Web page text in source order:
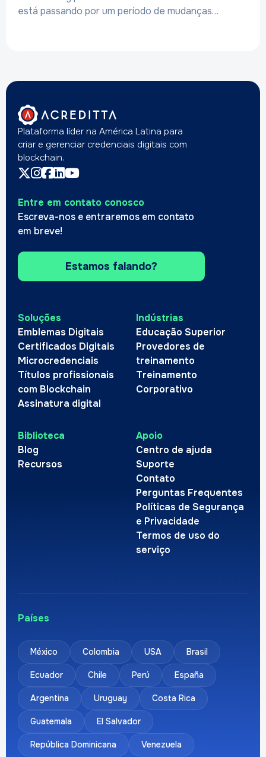
está passando por um período de mudanças…
Plataforma líder na América Latina para
criar e gerenciar credenciais digitais com
blockchain.
Entre em contato conosco
Escreva-nos e entraremos em contato
em breve!
Estamos falando?
Soluções
Emblemas Digitais
Certificados Digitais
Microcredenciais
Títulos profissionais
com Blockchain
Assinatura digital
Indústrias
Educação Superior
Provedores de
treinamento
Treinamento
Corporativo
Biblioteca
Blog
Recursos
Apoio
Centro de ajuda
Suporte
Contato
Perguntas Frequentes
Políticas de Segurança
e Privacidade
Termos de uso do
serviço
Países
México Colombia USA Brasil
Ecuador Chile Perú España
Argentina Uruguay Costa Rica
Guatemala El Salvador
República Dominicana Venezuela